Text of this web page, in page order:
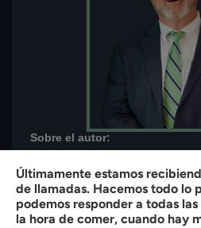
Sobre el autor:
Bradley W. Butler
Socio de Butler, Quinn &
Bradley W. Butler es socio de Butler,
Últimamente estamos
de llamadas. Hacemos todo lo
podemos responder a todas
la hora de comer, cuando hay